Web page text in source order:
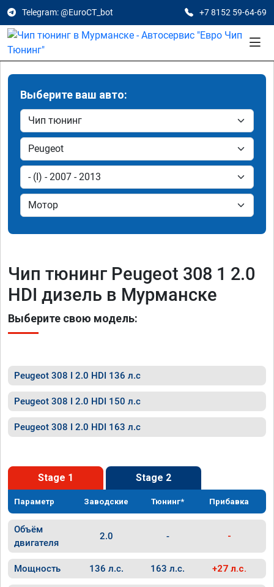
Telegram: @EuroCT_bot +7 8152 59-64-69
Выберите ваш авто:
Чип тюнинг Peugeot 308 1 2.0
HDI дизель в Мурманске
Выберите свою модель:
Peugeot 308 I 2.0 HDI 136 л.с
Peugeot 308 I 2.0 HDI 150 л.с
Peugeot 308 I 2.0 HDI 163 л.с
Stage 1 Stage 2
Параметр Заводские Тюнинг* Прибавка
Объём
двигателя
2.0 - -
Мощность 136 л.с. 163 л.с. +27 л.с.